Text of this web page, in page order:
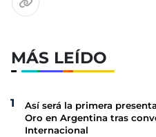
MÁS LEÍDO
Así será la primera
Oro en Argentina tras
Internacional